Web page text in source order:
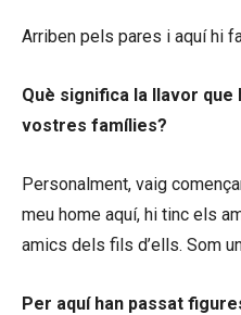
Arriben pels pares i aquí hi
Què significa la llavor
vostres famílies?
Personalment, vaig
meu home aquí, hi tinc els
amics dels fils d’ells. Som
Per aquí han passat